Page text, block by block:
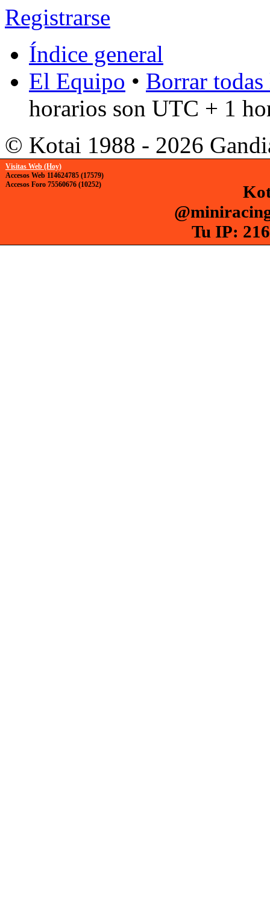
Registrarse
Índice general
El Equipo • Borrar
horarios son UTC + 1
© Kotai 1988 - 2026
Visitas Web (Hoy)
Accesos Web 114624785 (17579)
Accesos Foro 75560676 (10252)
Tu IP: